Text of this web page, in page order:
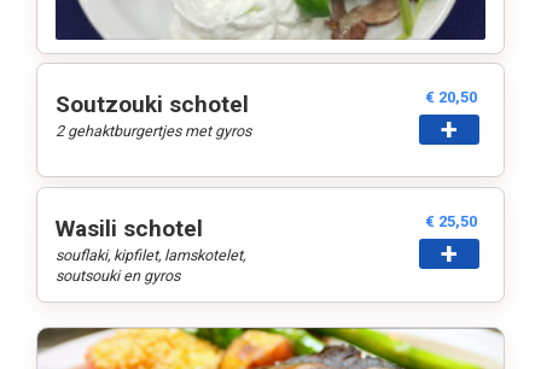
Soutzouki schotel
2 gehaktburgertjes met gyros
€ 20,50
+
Wasili schotel
souflaki, kipfilet, lamskotelet,
soutsouki en gyros
€ 25,50
+